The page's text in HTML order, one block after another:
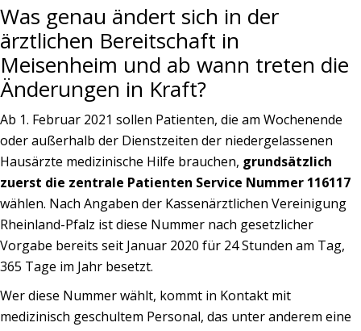
Was genau ändert sich in der
ärztlichen Bereitschaft in
Meisenheim und ab wann treten die
Änderungen in Kraft?
Ab 1. Februar 2021 sollen Patienten, die am Wochenende
oder außerhalb der Dienstzeiten der niedergelassenen
Hausärzte medizinische Hilfe brauchen, grundsätzlich
zuerst die zentrale Patienten Service Nummer 116117
wählen. Nach Angaben der Kassenärztlichen Vereinigung
Rheinland-Pfalz ist diese Nummer nach gesetzlicher
Vorgabe bereits seit Januar 2020 für 24 Stunden am Tag,
365 Tage im Jahr besetzt.
Wer diese Nummer wählt, kommt in Kontakt mit
medizinisch geschultem Personal, das unter anderem eine